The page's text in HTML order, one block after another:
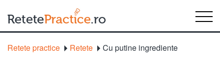
Retete practice Retete Cu putine ingrediente